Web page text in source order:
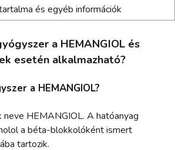
és egyéb információk
a HEMANGIOL és
esetén alkalmazható?
a HEMANGIOL?
HEMANGIOL. A hatóanyag
a béta-blokkolóként ismert
tartozik.